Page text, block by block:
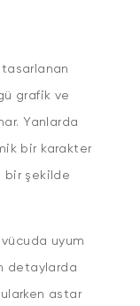
tasarlanan
grafik ve
Yanlarda
bir karakter
bir şekilde
uyum
detaylarda
astar